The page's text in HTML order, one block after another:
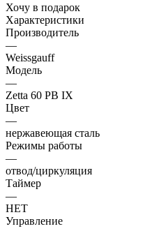
Хочу в подарок
Характеристики
Производитель
—
Weissgauff
Модель
—
Zetta 60 PB IX
Цвет
—
нержавеющая сталь
Режимы работы
—
отвод/циркуляция
Таймер
—
НЕТ
Управление